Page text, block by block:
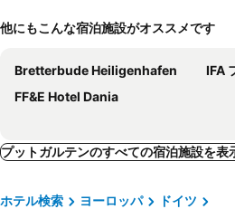
他にもこんな宿泊施設がオススメです
Bretterbude Heiligenhafen
IFA フ
FF&E Hotel Dania
プットガルテンのすべての宿泊施設を表
ホテル検索 ヨーロッパ
ドイツ